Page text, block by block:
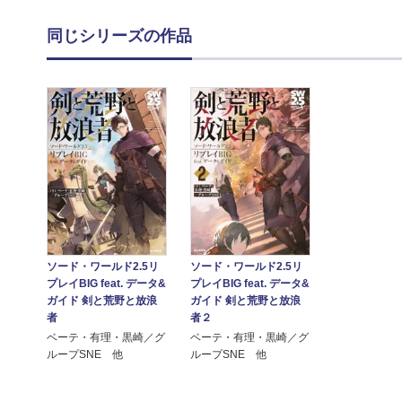
同じシリーズの作品
ソード・ワールド2.5リ
プレイBIG feat. データ&
ガイド 剣と荒野と放浪
者
ベーテ・有理・黒崎／グ
ループSNE 他
ソード・ワールド2.5リ
プレイBIG feat. データ&
ガイド 剣と荒野と放浪
者２
ベーテ・有理・黒崎／グ
ループSNE 他